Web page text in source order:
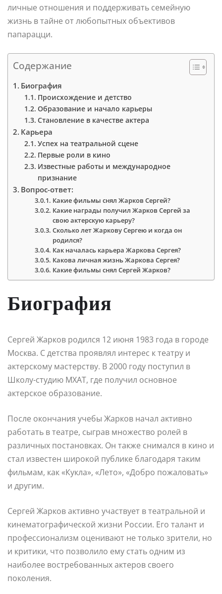
личные отношения и поддерживать семейную
жизнь в тайне от любопытных объективов
папарацци.
Содержание
Биография
Происхождение и детство
Образование и начало карьеры
Становление в качестве актера
Карьера
Успех на театральной сцене
Первые роли в кино
Известные работы и международное
признание
Вопрос-ответ:
Какие фильмы снял Жарков Сергей?
Какие награды получил Жарков Сергей за
свою актерскую карьеру?
Сколько лет Жаркову Сергею и когда он
родился?
Как началась карьера Жаркова Сергея?
Какова личная жизнь Жаркова Сергея?
Какие фильмы снял Сергей Жарков?
Биография
Сергей Жарков родился 12 июня 1983 года в городе
Москва. С детства проявлял интерес к театру и
актерскому мастерству. В 2000 году поступил в
Школу-студию МХАТ, где получил основное
актерское образование.
После окончания учебы Жарков начал активно
работать в театре, сыграв множество ролей в
различных постановках. Он также снимался в кино и
стал известен широкой публике благодаря таким
фильмам, как «Кукла», «Лето», «Добро пожаловать»
и другим.
Сергей Жарков активно участвует в театральной и
кинематографической жизни России. Его талант и
профессионализм оценивают не только зрители, но
и критики, что позволило ему стать одним из
наиболее востребованных актеров своего
поколения.